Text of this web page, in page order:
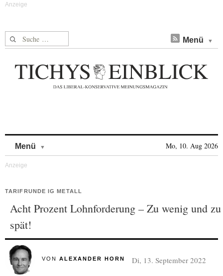
Suche nach: Menü
Menü Mo, 10. Aug 2026
TARIFRUNDE IG METALL
Acht Prozent Lohnforderung – Zu wenig und zu
spät!
VON ALEXANDER HORN Di, 13. September 2022